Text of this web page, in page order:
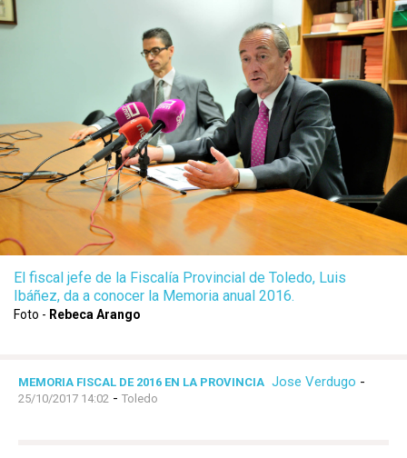
El fiscal jefe de la Fiscalía Provincial de Toledo, Luis
Ibáñez, da a conocer la Memoria anual 2016.
Foto - Rebeca Arango
MEMORIA FISCAL DE 2016 EN LA PROVINCIA Jose Verdugo -
25/10/2017 14:02 - Toledo